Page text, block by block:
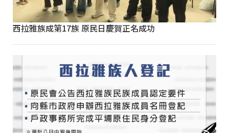
西拉雅族成第17族 原民日慶賀正名成功